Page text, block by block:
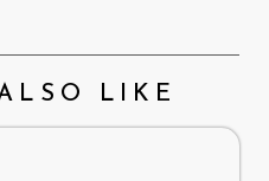
LIKE